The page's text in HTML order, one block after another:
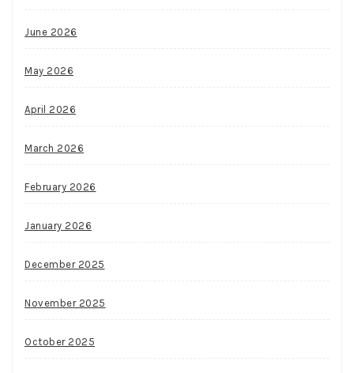
June 2026
May 2026
April 2026
March 2026
February 2026
January 2026
December 2025
November 2025
October 2025